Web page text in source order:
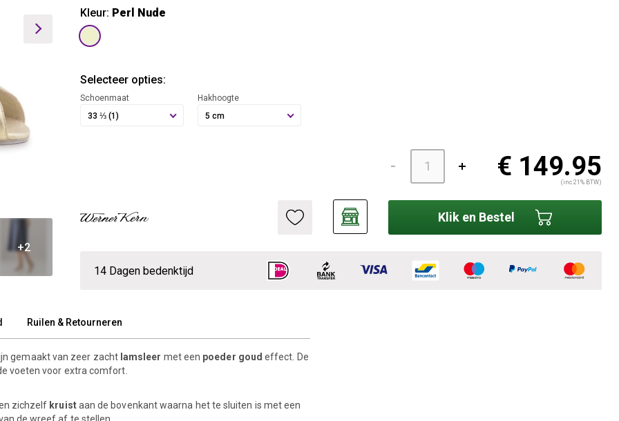
+2
Kleur: Perl Nude
Selecteer opties:
Schoenmaat
33 ⅓ (1)
Hakhoogte
5 cm
€ 149.95
(inc 21% BTW)
Klik en Bestel
14 Dagen bedenktijd
Ruilen & Retourneren
gemaakt van zeer zacht lamsleer met een poeder goud effect. De
voeten voor extra comfort.
zichzelf kruistaan de bovenkant waarna het te sluiten is met een